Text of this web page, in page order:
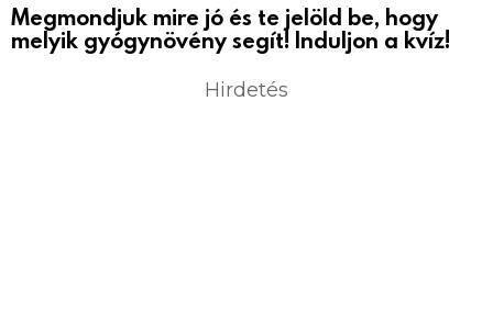
Megmondjuk mire jó és te jelöld be, hogy
melyik gyógynövény segít! Induljon a kvíz!
Hirdetés